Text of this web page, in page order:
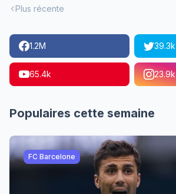
Plus récente
1.2M 39.3k
65.4k 23.9k
Populaires cette semaine
FC Barcelone